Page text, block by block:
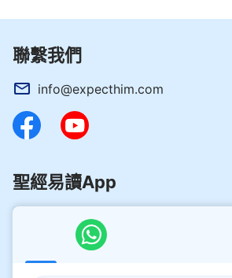
聯繫我們
info@expecthim.com
聖經易讀App